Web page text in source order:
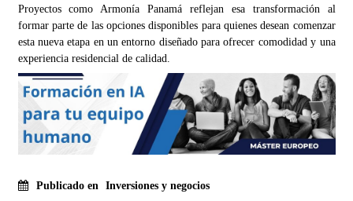
Proyectos como Armonía Panamá reflejan esa transformación al
formar parte de las opciones disponibles para quienes desean comenzar
esta nueva etapa en un entorno diseñado para ofrecer comodidad y una
experiencia residencial de calidad.
Publicado en Inversiones y negocios